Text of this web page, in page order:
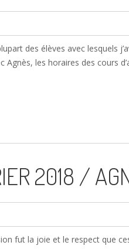
des élèves avec lesquels
les horaires des cours
2018 /
fut la joie et le respect que